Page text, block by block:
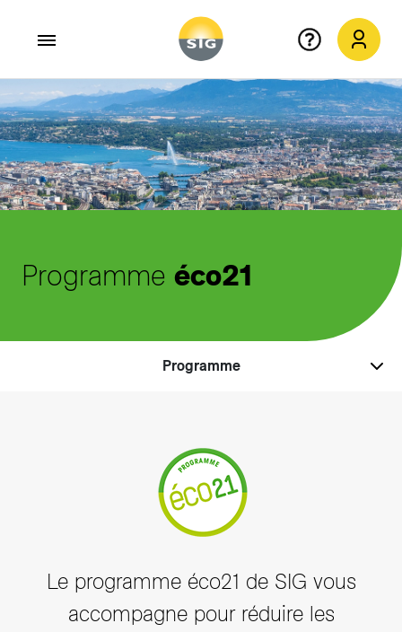
Aller au contenu principal
Programme éco21
Programme
Le programme éco21 de SIG vous
accompagne pour réduire les